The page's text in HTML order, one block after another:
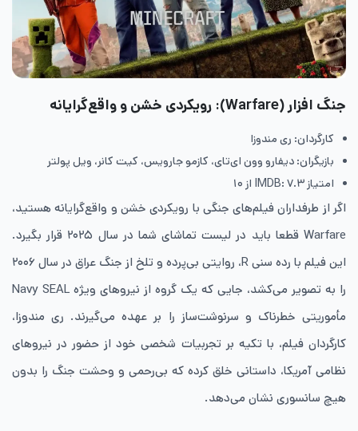
جنگ ‌افزار (Warfare): رویکردی خشن و واقع‌گرایانه
کارگردان: ری مندوزا
بازیگران: دیفارو وون ای‌تای، کازمو جارویس، کیت کانر، ویل پولتر
امتیاز IMDB: ۷.۳ از ۱۰
اگر از طرفداران فیلم‌های جنگی با رویکردی خشن و واقع‌گرایانه هستید،
Warfare قطعا باید در لیست تماشای شما در سال ۲۰۲۵ قرار بگیرد.
این فیلم با رده سنی R، روایتی بی‌پرده و تلخ از جنگ عراق در سال ۲۰۰۶
را به تصویر می‌کشد، جایی که یک گروه از نیروهای ویژه Navy SEAL
مأموریتی خطرناک و سرنوشت‌ساز را بر عهده می‌گیرند. ری مندوزا،
کارگردان فیلم، با تکیه بر تجربیات شخصی خود از حضور در نیروهای
نظامی آمریکا، داستانی خلق کرده که بی‌رحمی و وحشت جنگ را بدون
هیچ سانسوری نشان می‌دهد.